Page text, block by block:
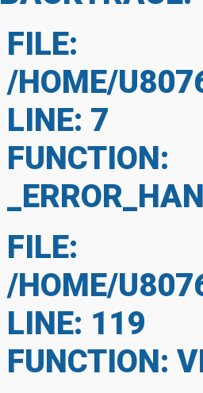
FILE:
/HOME/
LINE: 7
FUNCTION:
FILE:
/HOME/
LINE: 119
FUNCTION: